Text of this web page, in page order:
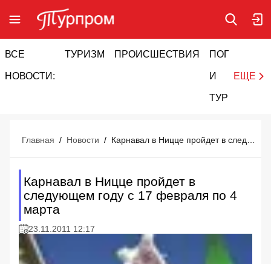
ВСЕ
НОВОСТИ:
ТУРИЗМ ПРОИСШЕСТВИЯ ПОГОДА
И
ТУРИЗМ
ЕЩЕ
Главная / Новости /
Карнавал в Ницце пройдет в
следующем году с 17 февраля по 4
марта
23.11.2011 12:17